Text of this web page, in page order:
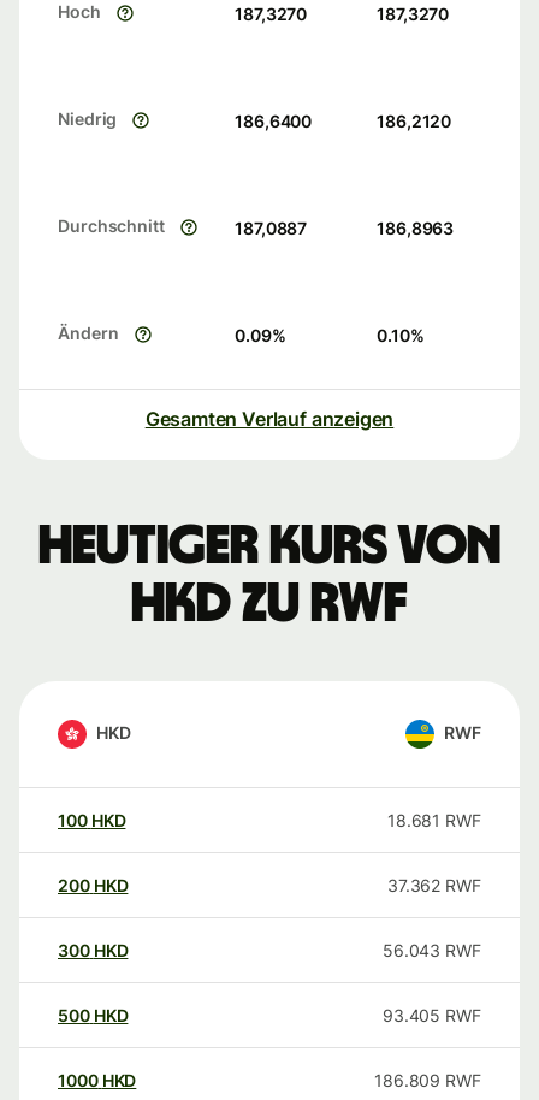
Hoch 187,3270 187,3270
Niedrig 186,6400 186,2120
Durchschnitt 187,0887 186,8963
Ändern 0.09% 0.10%
Gesamten Verlauf anzeigen
Heutiger Kurs von
HKD zu RWF
HKD RWF
100 HKD 18.681 RWF
200 HKD 37.362 RWF
300 HKD 56.043 RWF
500 HKD 93.405 RWF
1000 HKD 186.809 RWF